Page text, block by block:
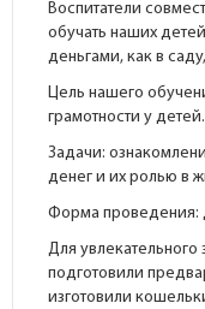
Воспитатели
обучать наших
деньгами, как в
Цель нашего
грамотности у детей.
Задачи:
денег и их ролью в
Форма проведения:
Для
подготовили
изготовили